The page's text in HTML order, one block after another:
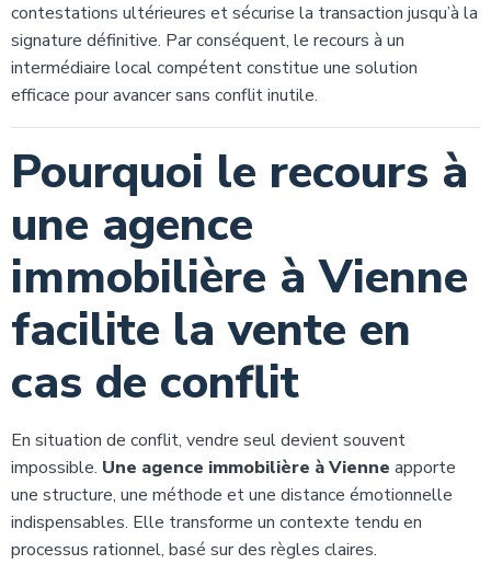
contestations ultérieures et sécurise la transaction jusqu’à la
signature définitive. Par conséquent, le recours à un
intermédiaire local compétent constitue une solution
efficace pour avancer sans conflit inutile.
Pourquoi le recours à
une agence
immobilière à Vienne
facilite la vente en
cas de conflit
En situation de conflit, vendre seul devient souvent
impossible. Une agence immobilière à Vienne apporte
une structure, une méthode et une distance émotionnelle
indispensables. Elle transforme un contexte tendu en
processus rationnel, basé sur des règles claires.